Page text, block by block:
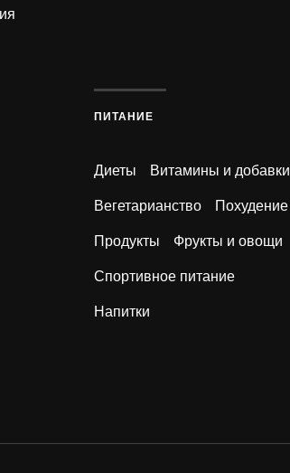
ПИТАНИЕ
Диеты Витамины и добавки
Вегетарианство Похудение
Продукты Фрукты и овощи
Спортивное питание
Напитки